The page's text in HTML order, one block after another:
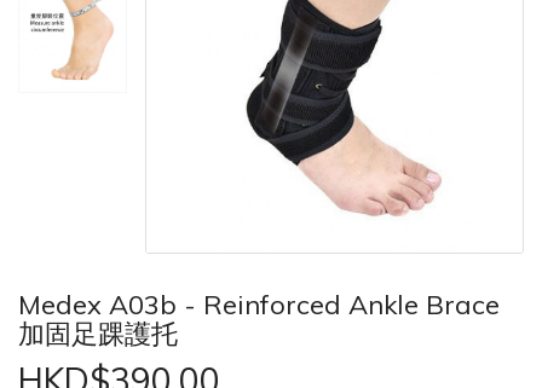
Medex A03b - Reinforced Ankle Brace
加固足踝護托